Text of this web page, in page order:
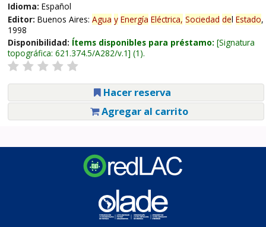
Idioma: Español
Editor: Buenos Aires: Agua y Energía Eléctrica, Sociedad del Estado,
1998
Disponibilidad: Ítems disponibles para préstamo: Signatura
topográfica: 621.374.5/A282/v.1 (1).
Hacer reserva
Agregar al carrito